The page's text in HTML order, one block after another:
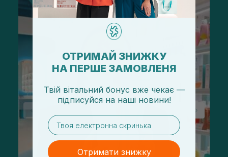
ОТРИМАЙ ЗНИЖКУ
НА ПЕРШЕ ЗАМОВЛЕНЯ
Твій вітальний бонус вже чекає —
підписуйся на наші новини!
email
Отримати знижку